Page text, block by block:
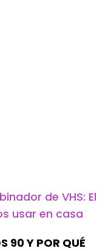
de VHS: El
usar en casa
90 Y POR QUÉ